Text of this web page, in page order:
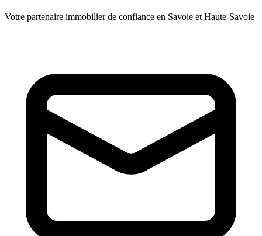
Votre partenaire immobilier de confiance en Savoie et Haute-Savoie